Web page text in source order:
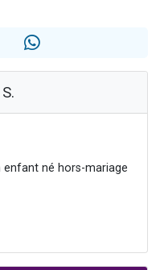
faire un don pour Sauvez la jambe de Yohan
dans Torah-Box Music
29 personnes viennent de demander une bénédiction
né hors-mariage